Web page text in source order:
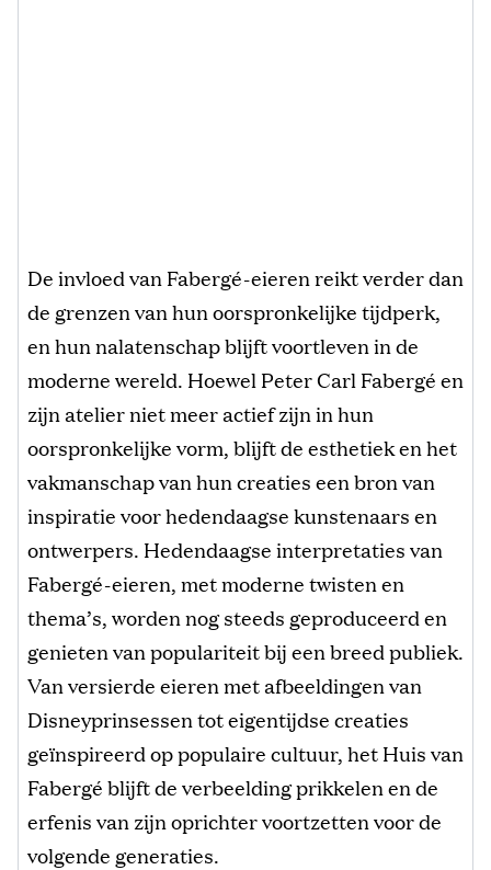
De invloed van Fabergé-eieren reikt verder dan
de grenzen van hun oorspronkelijke tijdperk,
en hun nalatenschap blijft voortleven in de
moderne wereld. Hoewel Peter Carl Fabergé en
zijn atelier niet meer actief zijn in hun
oorspronkelijke vorm, blijft de esthetiek en het
vakmanschap van hun creaties een bron van
inspiratie voor hedendaagse kunstenaars en
ontwerpers. Hedendaagse interpretaties van
Fabergé-eieren, met moderne twisten en
thema’s, worden nog steeds geproduceerd en
genieten van populariteit bij een breed publiek.
Van versierde eieren met afbeeldingen van
Disneyprinsessen tot eigentijdse creaties
geïnspireerd op populaire cultuur, het Huis van
Fabergé blijft de verbeelding prikkelen en de
erfenis van zijn oprichter voortzetten voor de
volgende generaties.